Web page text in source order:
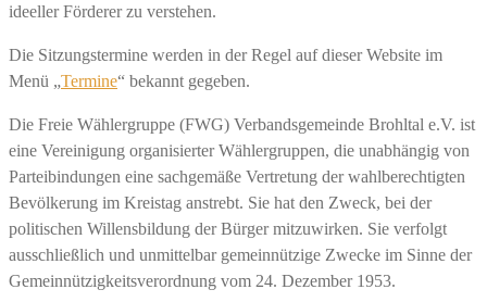
ideeller Förderer zu verstehen.
Die Sitzungstermine werden in der Regel auf dieser Website im
Menü „Termine“ bekannt gegeben.
Die Freie Wählergruppe (FWG) Verbandsgemeinde Brohltal e.V. ist
eine Vereinigung organisierter Wählergruppen, die unabhängig von
Parteibindungen eine sachgemäße Vertretung der wahlberechtigten
Bevölkerung im Kreistag anstrebt. Sie hat den Zweck, bei der
politischen Willensbildung der Bürger mitzuwirken. Sie verfolgt
ausschließlich und unmittelbar gemeinnützige Zwecke im Sinne der
Gemeinnützigkeitsverordnung vom 24. Dezember 1953.